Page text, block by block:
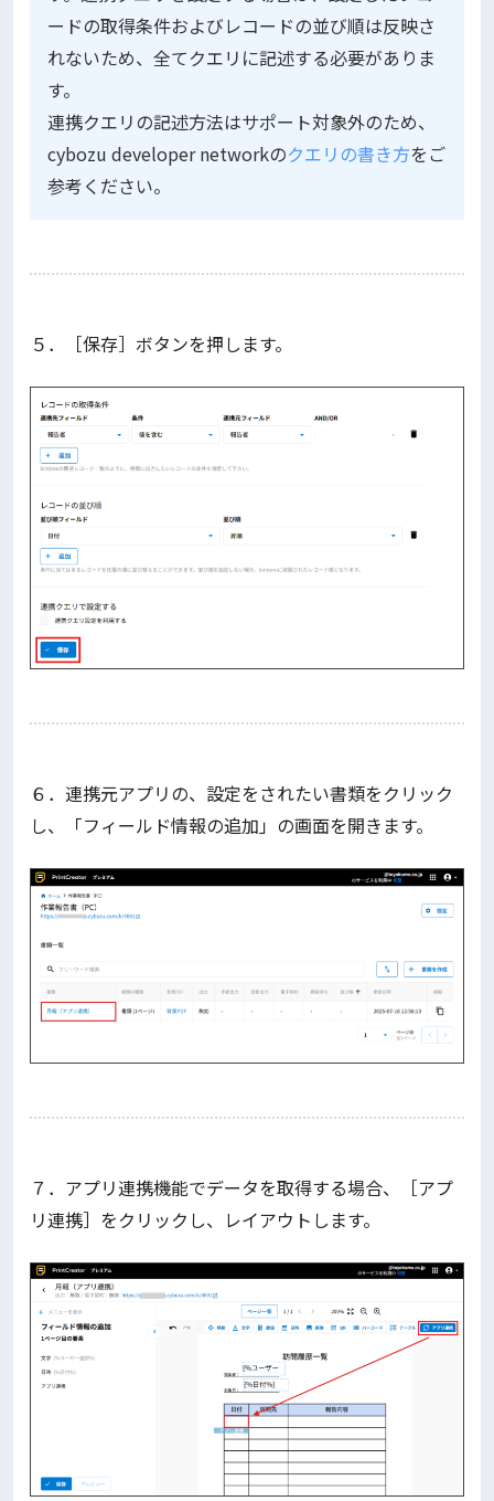
ードの取得条件およびレコードの並び順は反映さ
れないため、全てクエリに記述する必要がありま
す。
連携クエリの記述方法はサポート対象外のため、
cybozu developer networkのクエリの書き方をご
参考ください。
５．［保存］ボタンを押します。
６．連携元アプリの、設定をされたい書類をクリック
し、「フィールド情報の追加」の画面を開きます。
７．アプリ連携機能でデータを取得する場合、［アプ
リ連携］をクリックし、レイアウトします。